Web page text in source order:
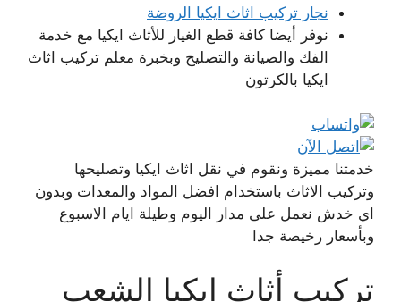
نجار تركيب اثاث ايكيا الروضة
نوفر أيضا كافة قطع الغيار للأثاث ايكيا مع خدمة
الفك والصيانة والتصليح وبخبرة معلم تركيب اثاث
ايكيا بالكرتون
خدمتنا مميزة ونقوم في نقل اثاث ايكيا وتصليحها
وتركيب الاثاث باستخدام افضل المواد والمعدات وبدون
اي خدش نعمل على مدار اليوم وطيلة ايام الاسبوع
وبأسعار رخيصة جدا
تركيب أثاث ايكيا الشعب